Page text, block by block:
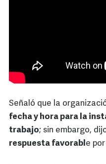
Señaló que la
fecha y hora para la
trabajo; sin embargo,
respuesta favorable